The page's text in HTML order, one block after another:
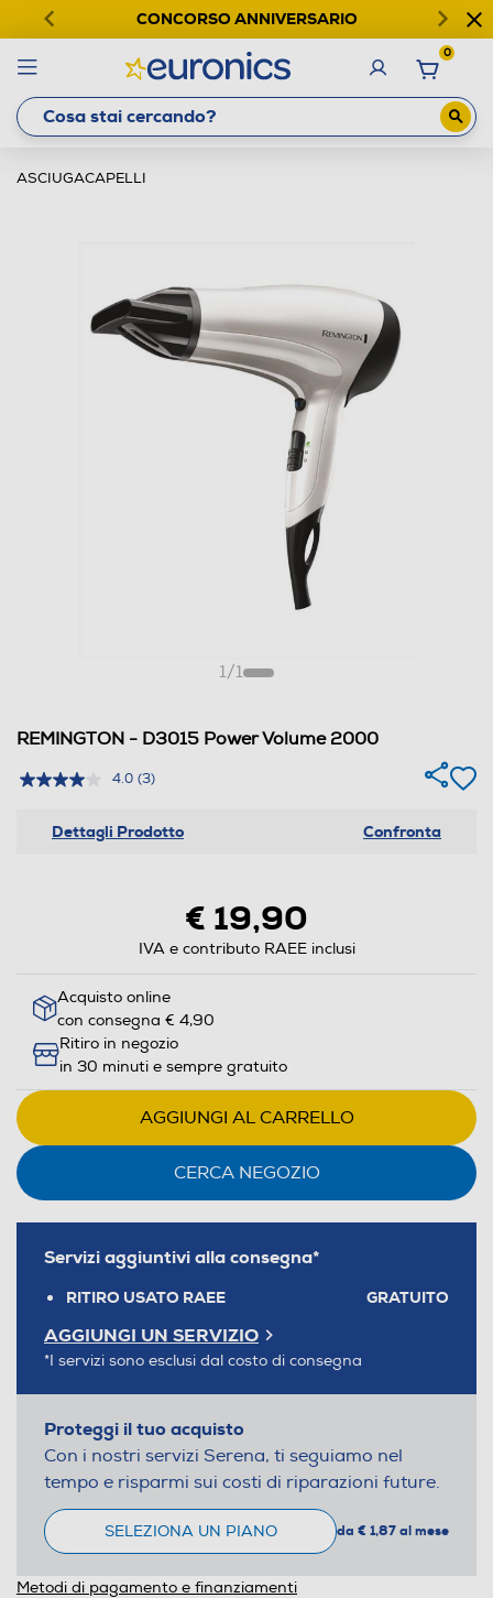
CONCORSO ANNIVERSARIO
0
ASCIUGACAPELLI
1/1
REMINGTON - D3015 Power Volume 2000
4.0 (3)
Dettagli Prodotto Confronta
€ 19,90
IVA e contributo RAEE inclusi
Acquisto online
con consegna € 4,90
Ritiro in negozio
in 30 minuti e sempre gratuito
AGGIUNGI AL CARRELLO
CERCA NEGOZIO
Servizi aggiuntivi alla consegna*
RITIRO USATO RAEE GRATUITO
AGGIUNGI UN SERVIZIO
*I servizi sono esclusi dal costo di consegna
Proteggi il tuo acquisto
Con i nostri servizi Serena, ti seguiamo nel
tempo e risparmi sui costi di riparazioni future.
SELEZIONA UN PIANO da € 1,87 al mese
Metodi di pagamento e finanziamenti